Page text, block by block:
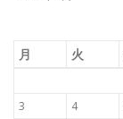
月 火
3
4